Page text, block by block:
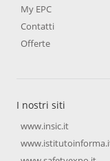
My EPC
Contatti
Offerte
I nostri siti
www.insic.it